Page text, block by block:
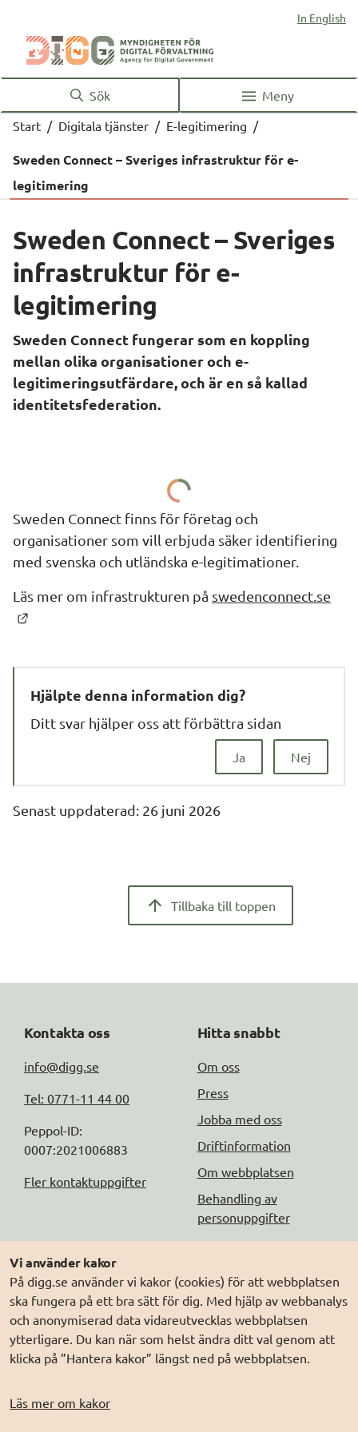
Vi använder kakor
På digg.se använder vi kakor (cookies) för att webbplatsen
ska fungera på ett bra sätt för dig. Med hjälp av webbanalys
och anonymiserad data vidareutvecklas webbplatsen
ytterligare. Du kan när som helst ändra ditt val genom att
klicka på ”Hantera kakor” längst ned på webbplatsen.
Läs mer om kakor
In English
Sök
Meny
Start / Digitala tjänster / E-legitimering /
Sweden Connect – Sveriges infrastruktur för e-
legitimering
Sweden Connect – Sveriges
infrastruktur för e-
legitimering
Sweden Connect fungerar som en koppling
mellan olika organisationer och e-
legitimeringsutfärdare, och är en så kallad
identitetsfederation.
Sweden Connect finns för företag och
organisationer som vill erbjuda säker identifiering
med svenska och utländska e-legitimationer.
Läs mer om infrastrukturen på swedenconnect.se
Hjälpte denna information dig?
Nej
Ja
Ditt svar hjälper oss att förbättra sidan
Senast uppdaterad: 26 juni 2026
Tillbaka till toppen
Kontakta oss
info@digg.se
Tel: 0771-11 44 00
Peppol-ID:
0007:2021006883
Fler kontaktuppgifter
Hitta snabbt
Om oss
Press
Jobba med oss
Driftinformation
Om webbplatsen
Behandling av
personuppgifter
Följ oss
DIGG på
Prenumerera på nyheter
DIGG på
LinkedIn
DIGG på
PressMachine
DIGG på
Digg play
Elegitimation.se
Min myndighetspost
Sveriges dataportal
Sweden Connect